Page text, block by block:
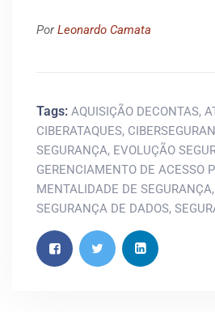
PorLeonardo Camata
Tags: AQUISIÇÃO DECONTAS,
CIBERATAQUES,
SEGURANÇA, EVOLUÇÃO
GERENCIAMENTO DE ACESSO
MENTALIDADE DE SEGURANÇA,
SEGURANÇA DE DADOS,